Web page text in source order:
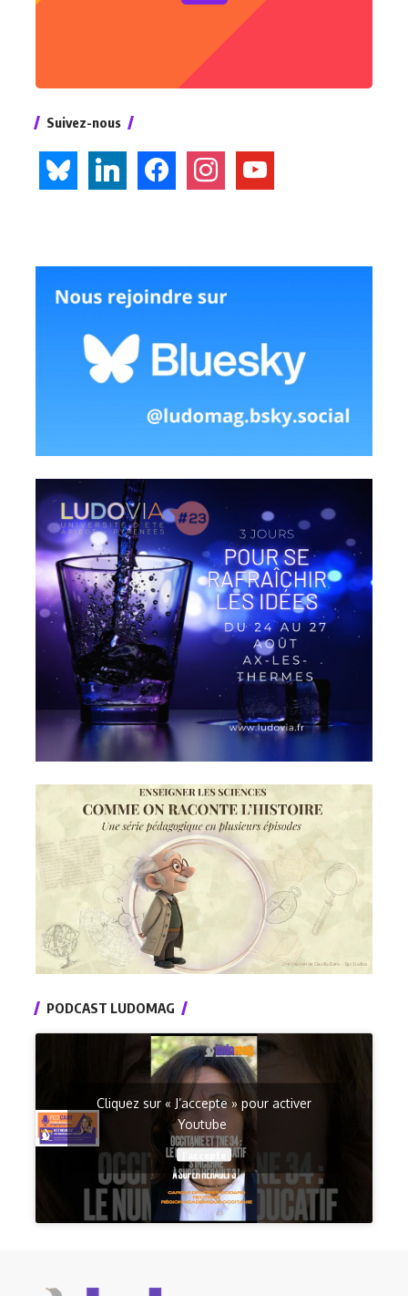
Suivez-nous
bluesky linkedin facebook instagramyoutube
PODCAST LUDOMAG
Cliquez sur « J’accepte » pour activer
Youtube